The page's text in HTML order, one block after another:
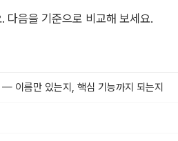
다음을 기준으로 비교해 보세요.
이름만 있는지, 핵심 기능까지 되는지